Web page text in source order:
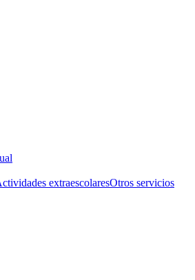
extraescolaresOtros servicios